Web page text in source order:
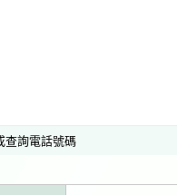
查詢電話號碼